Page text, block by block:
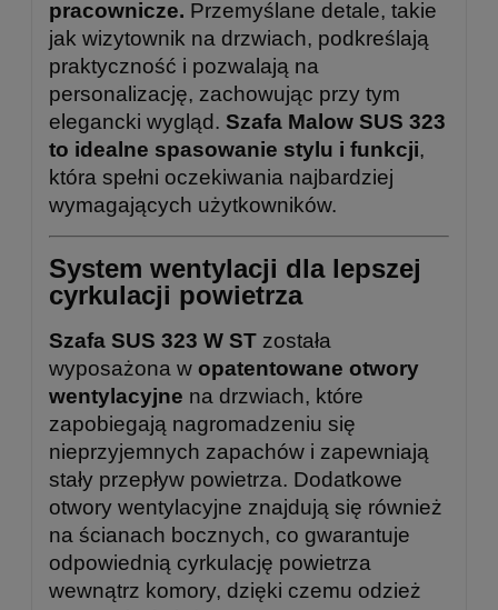
pracownicze. Przemyślane detale, takie
jak wizytownik na drzwiach, podkreślają
praktyczność i pozwalają na
personalizację, zachowując przy tym
elegancki wygląd. Szafa Malow SUS 323
to idealne spasowanie stylu i funkcji,
która spełni oczekiwania najbardziej
wymagających użytkowników.
System wentylacji dla lepszej
cyrkulacji powietrza
Szafa SUS 323 W ST została
wyposażona w opatentowane otwory
wentylacyjne na drzwiach, które
zapobiegają nagromadzeniu się
nieprzyjemnych zapachów i zapewniają
stały przepływ powietrza. Dodatkowe
otwory wentylacyjne znajdują się również
na ścianach bocznych, co gwarantuje
odpowiednią cyrkulację powietrza
wewnątrz komory, dzięki czemu odzież